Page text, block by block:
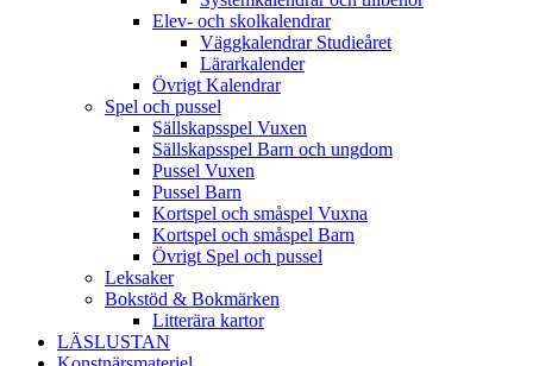
Elev- och skolkalendrar
Väggkalendrar Studieåret
Lärarkalender
Övrigt Kalendrar
Spel och pussel
Sällskapsspel Vuxen
Sällskapsspel Barn och ungdom
Pussel Vuxen
Pussel Barn
Kortspel och småspel Vuxna
Kortspel och småspel Barn
Övrigt Spel och pussel
Leksaker
Bokstöd & Bokmärken
Litterära kartor
LÄSLUSTAN